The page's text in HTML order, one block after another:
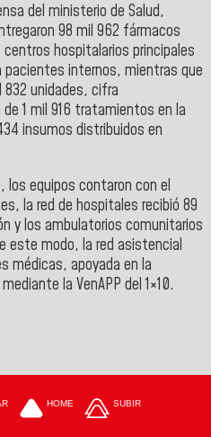
del ministerio de Salud,
98 mil 962 fármacos
hospitalarios principales
pacientes internos, mientras que
unidades, cifra
1 mil 916 tratamientos en la
insumos distribuidos en
los equipos contaron con el
la red de hospitales recibió 89
y los ambulatorios comunitarios
este modo, la red asistencial
médicas, apoyada en la
la VenAPP del 1×10.
HOME SUBIR